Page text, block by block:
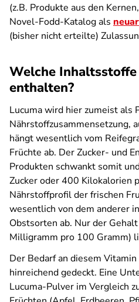
(z.B. Produkte aus den
Novel-Fodd-Katalog als
(bisher nicht erteilte)
Welche
enthalten?
Lucuma wird hier zumeist als
Nährstoffzusammensetzung,
hängt wesentlich vom
Früchte ab. Der Zucker- und
Produkten schwankt somit
Zucker oder 400 Kilokalorien
Nährstoffprofil der frischen
wesentlich von dem anderer
Obstsorten ab. Nur der Gehalt
Milligramm pro 100 Gramm)
Der Bedarf an diesem
hinreichend gedeckt. Eine
Lucuma-Pulver im Vergleich